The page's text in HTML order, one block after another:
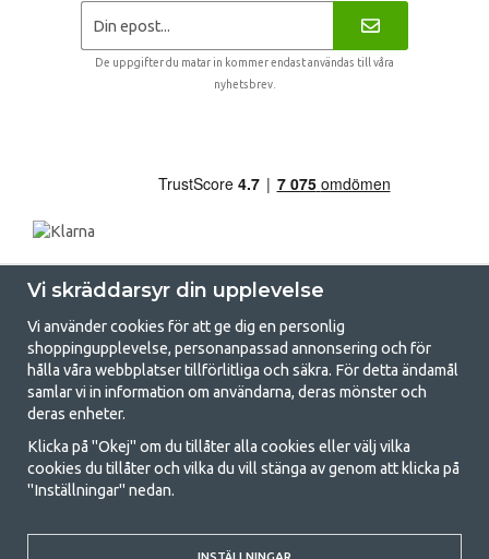
De uppgifter du matar in kommer endast användas till våra
nyhetsbrev.
GetCamping.se - Din butik för camping
och uteliv
Att campa kan antingen vara en livsstil eller ett sätt att samla familjen
för ett gemensamt äventyr. Oavsett vilken kategori du tillhör hittar du
med att campa så därför erbjuder vi riktigt bra priser på familjetält,
Vi skräddarsyr din upplevelse
Vi använder cookies för att ge dig en personlig
shoppingupplevelse, personanpassad annonsering och för
hålla våra webbplatser tillförlitliga och säkra. För detta ändamål
samlar vi in information om användarna, deras mönster och
deras enheter.
Klicka på "Okej" om du tillåter alla cookies eller välj vilka
cookies du tillåter och vilka du vill stänga av genom att klicka på
"Inställningar" nedan.